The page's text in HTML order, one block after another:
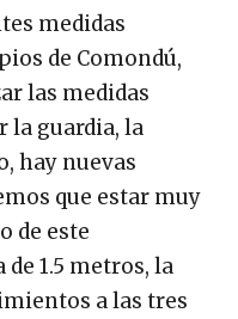
medidas
de Comondú,
las medidas
la guardia, la
hay nuevas
que estar muy
de este
1.5 metros, la
a las tres